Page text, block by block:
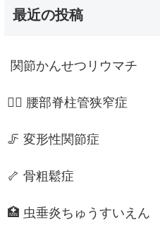
最近の投稿
関節かんせつリウマチ
🚶‍♂️ 腰部脊柱管狭窄症
🦵 変形性関節症
🦴 骨粗鬆症
🏥 虫垂炎ちゅうすいえん